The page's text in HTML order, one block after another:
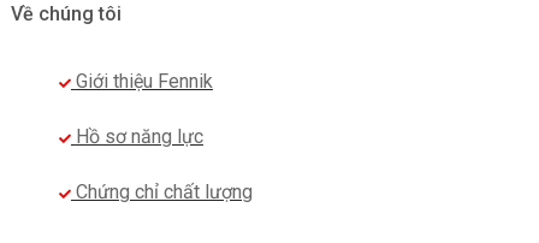
Về chúng tôi
Giới thiệu Fennik
Hồ sơ năng lực
Chứng chỉ chất lượng